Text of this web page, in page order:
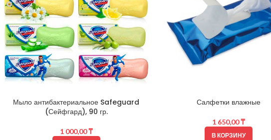
Мыло антибактериальное Safeguard
(Сейфгард), 90 гр.
1 000,00₸
Салфетки влажные
1 650,00₸
В КОРЗИНУ